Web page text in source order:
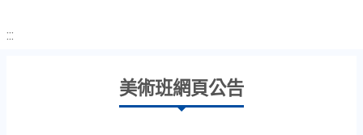
:::
美術班網頁公告